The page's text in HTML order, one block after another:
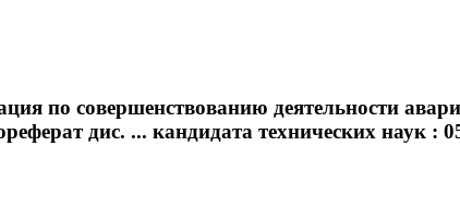
по совершенствованию деятельности
дис. ... кандидата технических наук